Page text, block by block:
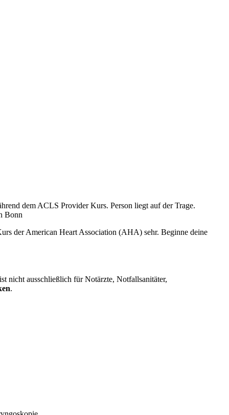
Bonn
der American Heart Association (AHA) sehr. Beginne deine
nicht ausschließlich für Notärzte, Notfallsanitäter,
.